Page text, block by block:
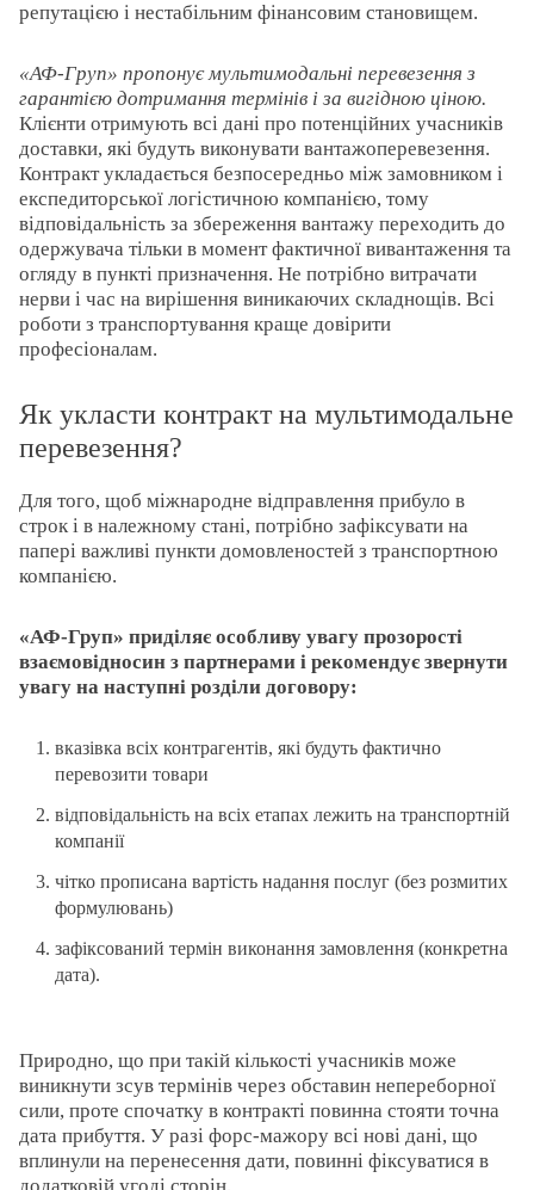
репутацією і нестабільним фінансовим становищем.
«АФ-Груп» пропонує мультимодальні перевезення з
гарантією дотримання термінів і за вигідною ціною.
Клієнти отримують всі дані про потенційних учасників
доставки, які будуть виконувати вантажоперевезення.
Контракт укладається безпосередньо між замовником і
експедиторської логістичною компанією, тому
відповідальність за збереження вантажу переходить до
одержувача тільки в момент фактичної вивантаження та
огляду в пункті призначення. Не потрібно витрачати
нерви і час на вирішення виникаючих складнощів. Всі
роботи з транспортування краще довірити
професіоналам.
Як укласти контракт на мультимодальне
перевезення?
Для того, щоб міжнародне відправлення прибуло в
строк і в належному стані, потрібно зафіксувати на
папері важливі пункти домовленостей з транспортною
компанією.
«АФ-Груп» приділяє особливу увагу прозорості
взаємовідносин з партнерами і рекомендує звернути
увагу на наступні розділи договору:
вказівка ​​всіх контрагентів, які будуть фактично
перевозити товари
відповідальність на всіх етапах лежить на транспортній
компанії
чітко прописана вартість надання послуг (без розмитих
формулювань)
зафіксований термін виконання замовлення (конкретна
дата).
Природно, що при такій кількості учасників може
виникнути зсув термінів через обставин непереборної
сили, проте спочатку в контракті повинна стояти точна
дата прибуття. У разі форс-мажору всі нові дані, що
вплинули на перенесення дати, повинні фіксуватися в